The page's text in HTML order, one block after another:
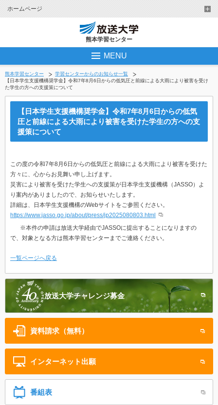
ホームページ
熊本学習センター
MENU
熊本学習センター
学習センターからのお知らせ一覧
【日本学生支援機構奨学金】令和7年8月6日からの低気圧と前線による大雨により被害を受け
た学生の方への支援策について
【日本学生支援機構奨学金】令和7年8月6日からの低気
圧と前線による大雨により被害を受けた学生の方への支
援策について
この度の令和7年8月6日からの低気圧と前線による大雨により被害を受けた
方々に、 心からお見舞い申し上げます。
災害により被害を受けた学生への支援策が日本学生支援機構（JASSO）よ
り 案内がありましたので、お知らせいたします。
詳細は、日本学生支援機構のWebサイトをご参照ください。
https://www.jasso.go.jp/about/press/jp2025080803.html
※本件の申請は放送大学経由でJASSOに提出することになりますの
で、対象となる方は熊本学習センターまでご連絡ください。
一覧ページへ戻る
放送大学チャレンジ募金
資料請求（無料）
インターネット 出願
番組表